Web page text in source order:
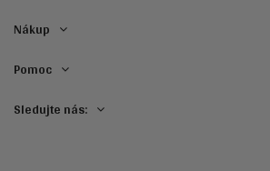
Nákup
Pomoc
Sledujte nás: